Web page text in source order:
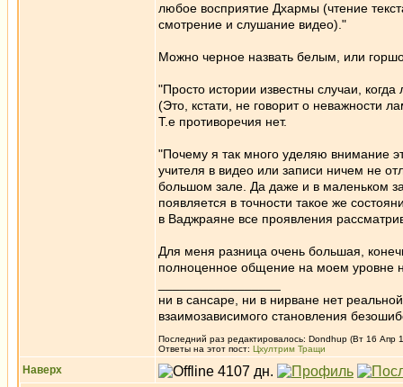
любое восприятие Дхармы (чтение
смотрение и слушание видео)."
Можно черное назвать белым, или
"Просто истории известны случаи,
(Это, кстати, не говорит о неважности
Т.е противоречия нет.
"Почему я так много уделяю внимание
учителя в видео или записи ничем не
большом зале. Да даже и в маленьком
появляется в точности такое же
в Ваджраяне все проявления
Для меня разница очень большая,
полноценное общение на моем уровне
ни в сансаре, ни в нирване нет
взаимозависимого становления
Последний раз редактировалось: Dondhup (Вт 16 Апр
Ответы на этот пост: Цхултрим Тращи
Наверх